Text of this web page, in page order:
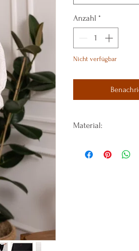
Anzahl *
Nicht verfügbar
Material: